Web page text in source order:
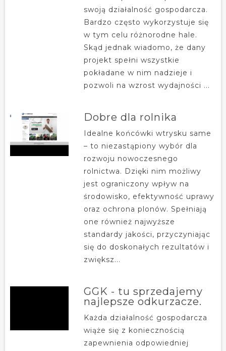
swoją działalność gospodarcza.
Bardzo często wykorzystuje się
w tym celu różnorodne hale.
Skąd jednak wiadomo, że dany
projekt spełni wszystkie
pokładane w nim nadzieje i
pozwoli na wzrost wydajności ...
Dobre dla rolnika
Idealne końcówki wtrysku same
– to niezastąpiony wybór dla
rozwoju nowoczesnego
rolnictwa. Dzięki nim możliwy
jest ograniczony wpływ na
środowisko, efektywność uprawy
oraz ochrona plonów. Spełniają
one również najwyższe
standardy jakości, przyczyniając
się do doskonałych rezultatów i
zwiększ...
GGK - tu sprzedajemy
najlepsze odkurzacze.
Każda działalność gospodarcza
wiąże się z koniecznością
zapewnienia odpowiedniej